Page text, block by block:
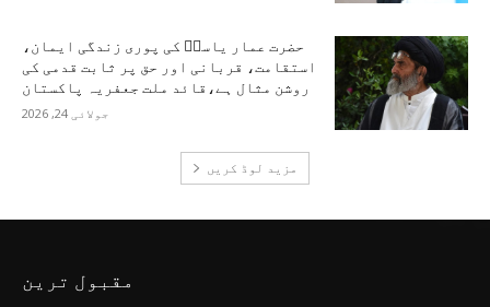
حضرت عمار یاسرؑ کی پوری زندگی ایمان،
استقامت، قربانی اور حق پر ثابت قدمی کی
روشن مثال ہے،قائد ملت جعفریہ پاکستان
جولائی 24, 2026
مزید لوڈ کریں
مقبول ترین